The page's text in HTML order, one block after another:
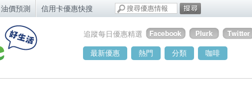
油價預測 信用卡優惠快搜
追蹤每日優惠精選
最新優惠 熱門 分類 咖啡